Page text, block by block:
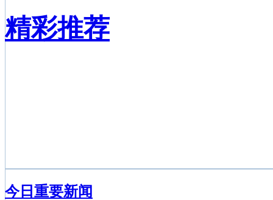
精彩推荐
今日重要新闻